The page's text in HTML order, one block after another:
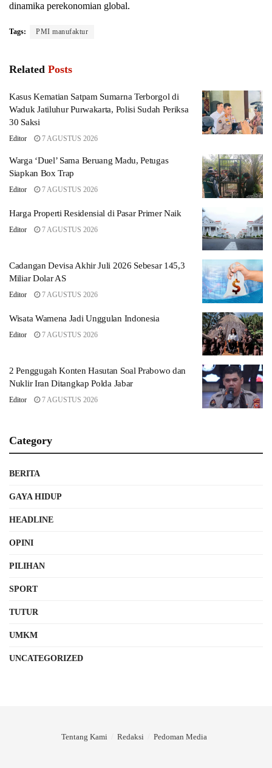
dinamika perekonomian global.
Tags: PMI manufaktur
Related Posts
Kasus Kematian Satpam Sumarna Terborgol di
Waduk Jatiluhur Purwakarta, Polisi Sudah Periksa
30 Saksi
Editor 7 AGUSTUS 2026
Warga ‘Duel’ Sama Beruang Madu, Petugas
Siapkan Box Trap
Editor 7 AGUSTUS 2026
Harga Properti Residensial di Pasar Primer Naik
Editor 7 AGUSTUS 2026
Cadangan Devisa Akhir Juli 2026 Sebesar 145,3
Miliar Dolar AS
Editor 7 AGUSTUS 2026
Wisata Wamena Jadi Unggulan Indonesia
Editor 7 AGUSTUS 2026
2 Penggugah Konten Hasutan Soal Prabowo dan
Nuklir Iran Ditangkap Polda Jabar
Editor 7 AGUSTUS 2026
Category
BERITA
GAYA HIDUP
HEADLINE
OPINI
PILIHAN
SPORT
TUTUR
UMKM
UNCATEGORIZED
Tentang Kami Redaksi Pedoman Media